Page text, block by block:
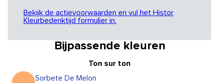
Bekijk de actievoorwaarden en vul het Histor
Kleurbedenktijd formulier in.
Bijpassende kleuren
Ton sur ton
Sorbete De Melon